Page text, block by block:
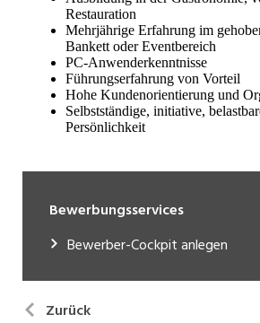
Bewerbungsservices
Bewerber-Cockpit anlegen
Zurück